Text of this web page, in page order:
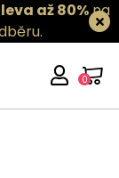
až 80%na
0